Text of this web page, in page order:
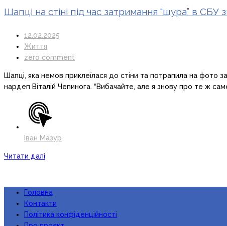
Шапці на стіні під час затримання “щура” в
12.02.2025
Життя
zero comment
Шапці, яка немов приклеїлася до стіни та потрапила на фото
нардеп Віталій Чепинога. “Вибачайте, але я знову про те ж
Іван Мазур
Читати далі
Головна
Контакти
Політика конфіденційності